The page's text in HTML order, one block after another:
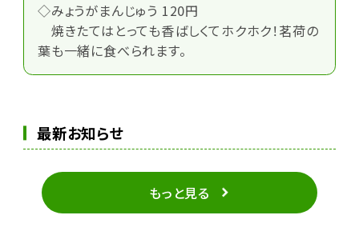
◇みょうがまんじゅう 120円
焼きたてはとっても香ばしくてホクホク！茗荷の
葉も一緒に食べられます。
最新お知らせ
もっと見る